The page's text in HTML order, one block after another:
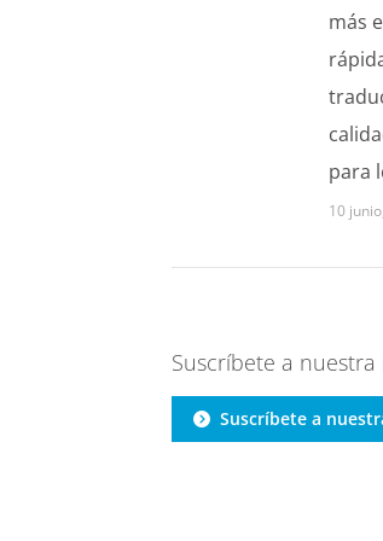
más
para
10
Suscríbete a
Suscríbete a